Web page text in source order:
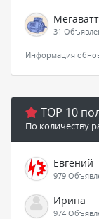
Мегаватт
31
Информация
TOP 10
По количеству
Евгений
979
Ирина
974